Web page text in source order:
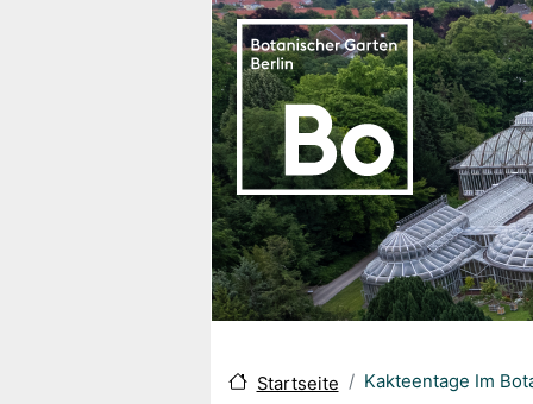
Startseite Kakteentage Im